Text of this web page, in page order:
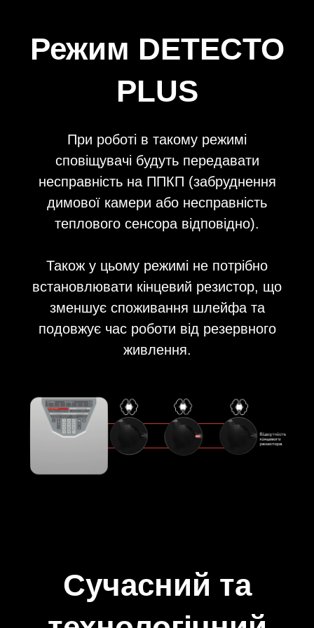
додатково може
Режим DETECTO
PLUS
При роботі в такому режимі
сповіщувачі будуть передавати
несправність на ППКП (забруднення
димової камери або несправність
теплового сенсора відповідно).
Також у цьому режимі не потрібно
встановлювати кінцевий резистор, що
зменшує споживання шлейфа та
подовжує час роботи від резервного
живлення.
Сучасний та